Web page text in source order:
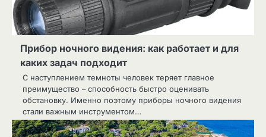
Прибор ночного видения: как работает и для
каких задач подходит
С наступлением темноты человек теряет главное
преимущество – способность быстро оценивать
обстановку. Именно поэтому приборы ночного видения
стали важным инструментом…